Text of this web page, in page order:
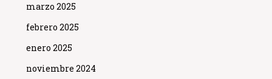
marzo 2025
febrero 2025
enero 2025
noviembre 2024